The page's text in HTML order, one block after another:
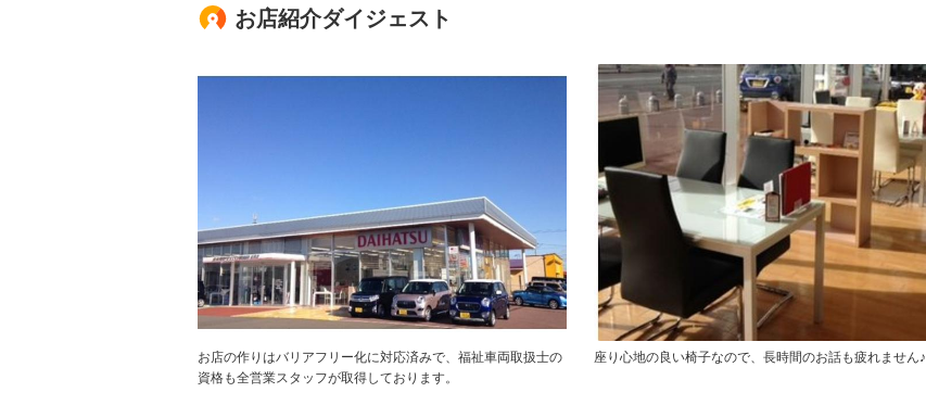
お店紹介ダイジェスト
お店の作りはバリアフリー化に対応済みで、福祉車両取扱士の
資格も全営業スタッフが取得しております。
座り心地の良い椅子なので、長時間のお話も疲れません♪